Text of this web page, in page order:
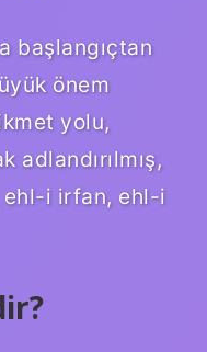
başlangıçtan
önem
yolu,
i irfan, ehl-i